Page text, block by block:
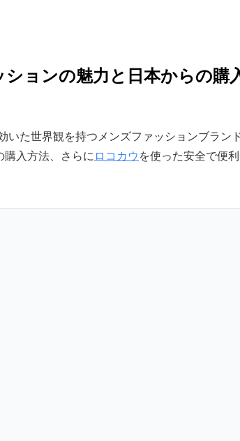
ションの魅力と日本からの購
た世界観を持つメンズファッションブラン
購入方法、さらに ロコカウ を使った安全で便